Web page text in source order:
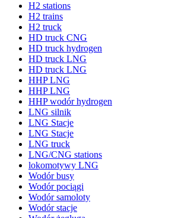
H2 stations
H2 trains
H2 truck
HD truck CNG
HD truck hydrogen
HD truck LNG
HD truck LNG
HHP LNG
HHP LNG
HHP wodór hydrogen
LNG silnik
LNG Stacje
LNG Stacje
LNG truck
LNG/CNG stations
lokomotywy LNG
Wodór busy
Wodór pociągi
Wodór samoloty
Wodór stacje